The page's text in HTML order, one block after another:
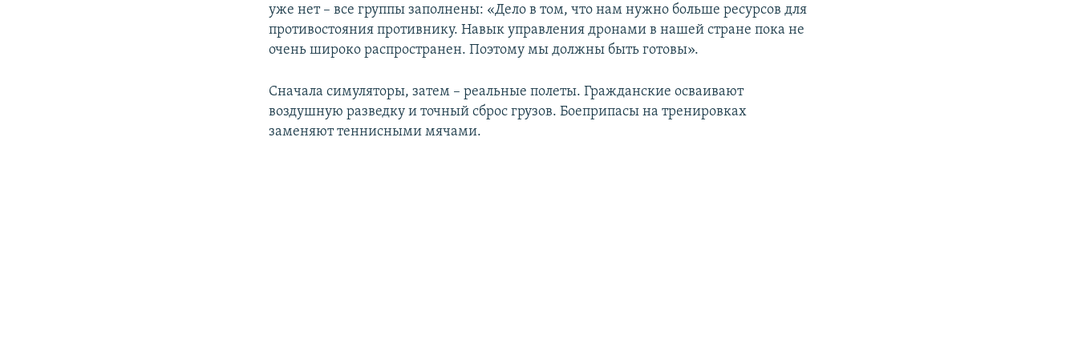
уже нет – все группы заполнены: «Дело в том, что нам нужно больше ресурсов для
противостояния противнику. Навык управления дронами в нашей стране пока не
очень широко распространен. Поэтому мы должны быть готовы».
Сначала симуляторы, затем – реальные полеты. Гражданские осваивают
воздушную разведку и точный сброс грузов. Боеприпасы на тренировках
заменяют теннисными мячами.